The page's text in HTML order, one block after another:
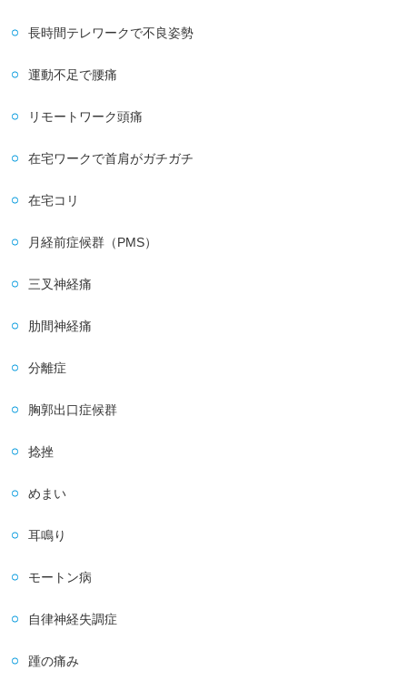
長時間テレワークで不良姿勢
運動不足で腰痛
リモートワーク頭痛
在宅ワークで首肩がガチガチ
在宅コリ
月経前症候群（PMS）
三叉神経痛
肋間神経痛
分離症
胸郭出口症候群
捻挫
めまい
耳鳴り
モートン病
自律神経失調症
踵の痛み